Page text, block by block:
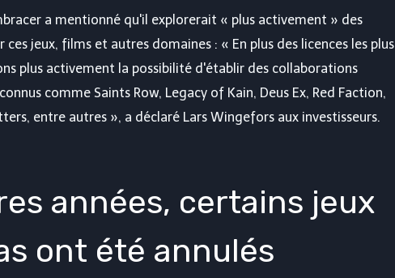
a mentionné qu'il explorerait « plus activement » des
jeux, films et autres domaines : « En plus des licences les plus
plus activement la possibilité d'établir des collaborations
comme Saints Row, Legacy of Kain, Deus Ex, Red Faction,
entre autres », a déclaré Lars Wingefors aux investisseurs.
années, certains jeux
ont été annulés